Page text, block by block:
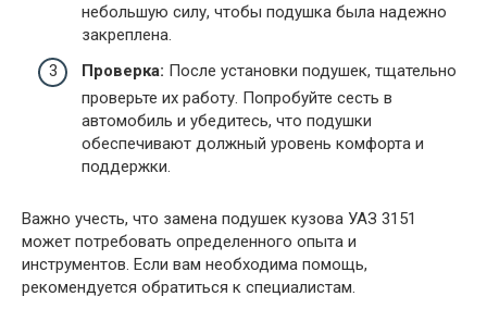
небольшую силу, чтобы подушка была надежно
закреплена.
Проверка: После установки подушек, тщательно
проверьте их работу. Попробуйте сесть в
автомобиль и убедитесь, что подушки
обеспечивают должный уровень комфорта и
поддержки.
Важно учесть, что замена подушек кузова УАЗ 3151
может потребовать определенного опыта и
инструментов. Если вам необходима помощь,
рекомендуется обратиться к специалистам.